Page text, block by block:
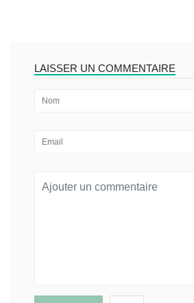
LAISSER UN COMMENTAIRE